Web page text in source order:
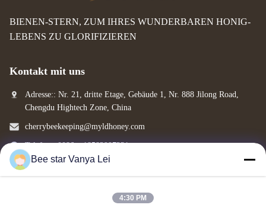
BIENEN-STERN, ZUM IHRES WUNDERBAREN HONIG-
LEBENS ZU GLORIFIZIEREN
Kontakt mit uns
Adresse:: Nr. 21, dritte Etage, Gebäude 1, Nr. 888 Jilong Road,
Chengdu Hightech Zone, China
cherrybeekeeping@myldhoney.com
Telefon:: 0086---18582997231
Bee star Vanya Lei
4:30 PM